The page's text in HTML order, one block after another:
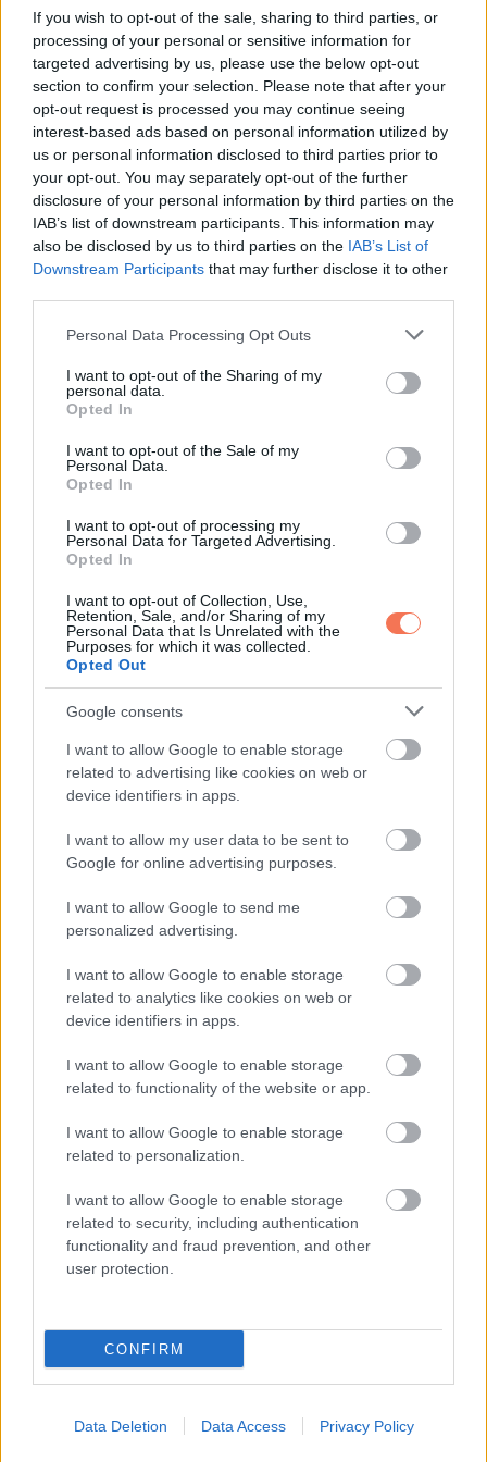
If you wish to opt-out of the sale, sharing to third parties, or
processing of your personal or sensitive information for
targeted advertising by us, please use the below opt-out
section to confirm your selection. Please note that after your
opt-out request is processed you may continue seeing
interest-based ads based on personal information utilized by
us or personal information disclosed to third parties prior to
your opt-out. You may separately opt-out of the further
disclosure of your personal information by third parties on the
IAB’s list of downstream participants. This information may
also be disclosed by us to third parties on the IAB’s List of
Downstream Participants that may further disclose it to other
Please note that this website/app uses one or more Google
not limited to your visit or usage behaviour. You may click to
grant or deny consent to Google and its third-party tags to
use your data for below specified purposes in below Google
consent section.
Personal Data Processing Opt Outs
I want to opt-out of the Sharing of my
personal data.
Opted In
I want to opt-out of the Sale of my
Personal Data.
Opted In
I want to opt-out of processing my
Personal Data for Targeted Advertising.
Opted In
I want to opt-out of Collection, Use,
Retention, Sale, and/or Sharing of my
Personal Data that Is Unrelated with the
Purposes for which it was collected.
Opted Out
Google consents
I want to allow Google to enable storage
related to advertising like cookies on web or
device identifiers in apps.
I want to allow my user data to be sent to
Google for online advertising purposes.
I want to allow Google to send me
personalized advertising.
I want to allow Google to enable storage
related to analytics like cookies on web or
device identifiers in apps.
I want to allow Google to enable storage
related to functionality of the website or app.
I want to allow Google to enable storage
related to personalization.
I want to allow Google to enable storage
related to security, including authentication
functionality and fraud prevention, and other
user protection.
CONFIRM
Data Deletion Data Access Privacy Policy
-Táplálkozz kiegyensúlyozottan
Miért fontos:
A jó étrend védi a szívet, segít a testsúlyban és csökkenti a
cukorbetegség, magas vérnyomás, elhízás és bizonyos
daganatok kockázatát.
Tippek:
-Egyél sok zöldséget és gyümölcsöt, napi legalább öt
adagot.
zab, barna rizs, quinoa.
-Fogd vissza a feldolgozott ételeket, a hozzáadott cukrot, a
transzzsírokat és a túl sok sót.
-Válassz egészséges zsírokat, például olívaolaj, avokádó,
olajos magvak.
2.Mozogj rendszeresen
Miért fontos:
az izomerőt és a csontsűrűséget, csökkenti a stresszt.
Tippek:
például gyors séta, biciklizés vagy úszás.
gyakorlatokkal.
-Maradj aktív napközben is, lépcsőzz, sétálj rövid távokon.
Miért fontos:
hangulatot és a gondolkodást, csökkenti a krónikus
betegségek kockázatát.
Tippek: